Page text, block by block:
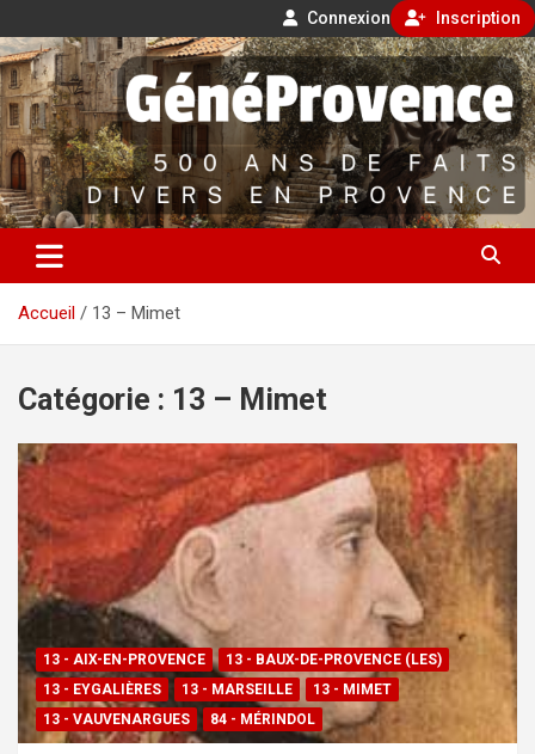
Connexion Inscription
Aller
au
contenu
GénéProvence
500 ans de faits divers en Provence
Accueil 13 – Mimet
Catégorie : 13 – Mimet
13 - AIX-EN-PROVENCE
13 - BAUX-DE-PROVENCE (LES)
13 - EYGALIÈRES
13 - MARSEILLE
13 - MIMET
13 - VAUVENARGUES
84 - MÉRINDOL